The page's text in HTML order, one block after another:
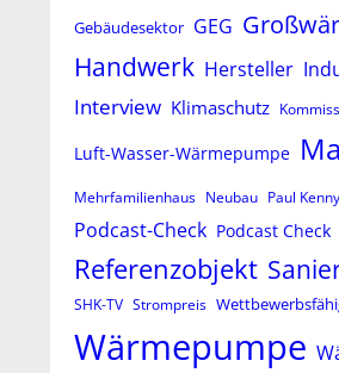
Gebäudesektor GEG
Handwerk Hersteller
Interview Klimaschutz
Luft-Wasser-Wärmepumpe
Mehrfamilienhaus Neubau Paul Kenny
Podcast-Check Podcast Check
Referenzobjekt
SHK-TV Strompreis
Wärmepumpe